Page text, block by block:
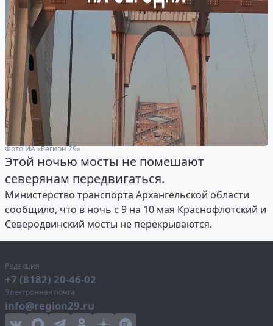
Фото ИА «Регион 29»
Этой ночью мосты не помешают
северянам передвигаться.
Министерство транспорта Архангельской области
сообщило, что в ночь с 9 на 10 мая Краснофлотский и
Северодвинский мосты не перекрываются.
Редакция
+7 (8182) 20-46-02
Электронная почта
info@region29.ru